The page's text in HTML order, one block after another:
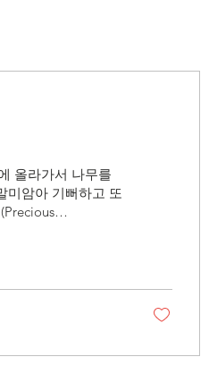
올라가서 나무를
미암아 기뻐하고 또